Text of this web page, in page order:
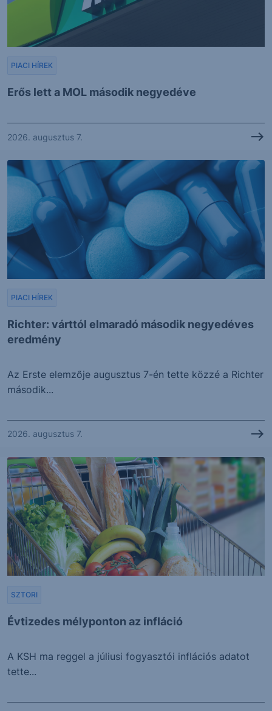
Erős lett a MOL második negyedéve
PIACI HÍREK
2026. augusztus 7.
Richter: várttól elmaradó második negyedéves
eredmény
PIACI HÍREK
Az Erste elemzője augusztus 7-én tette közzé a Richter
második...
2026. augusztus 7.
Évtizedes mélyponton az infláció
SZTORI
A KSH ma reggel a júliusi fogyasztói inflációs adatot
tette...